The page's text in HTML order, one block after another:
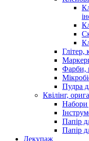
Глітер,
Фарби,
Пудра
Квілінг,
Набори
Папір
Папір
Декупаж